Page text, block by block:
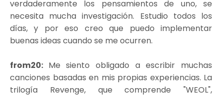
verdaderamente los pensamientos de uno, se
necesita mucha investigación. Estudio todos los
días, y por eso creo que puedo implementar
buenas ideas cuando se me ocurren.
from20: Me siento obligado a escribir muchas
canciones basadas en mis propias experiencias. La
trilogía Revenge, que comprende "WEOL",